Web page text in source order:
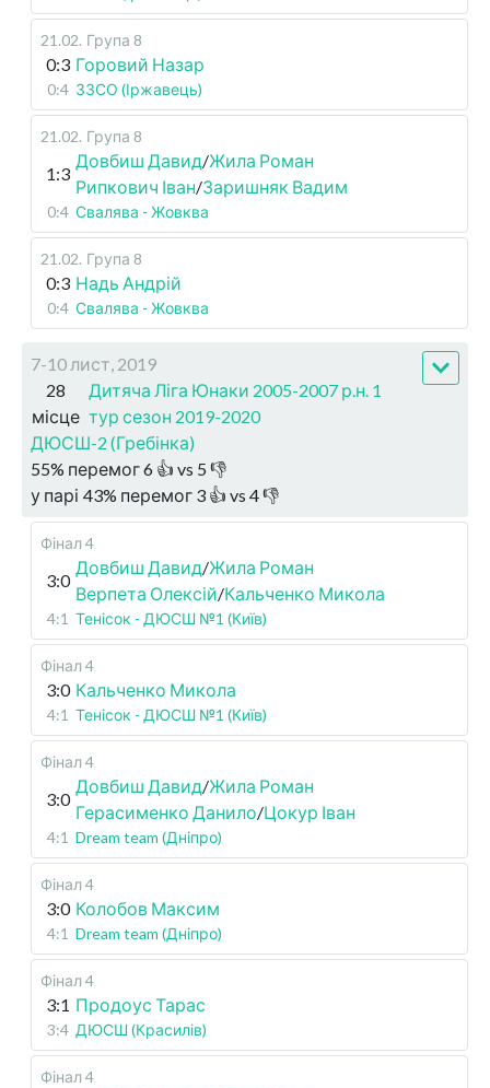
21.02. Група 8
0:3 Горовий Назар
0:4 ЗЗСО (Іржавець)
21.02. Група 8
1:3
Довбиш Давид/Жила Роман
Рипкович Іван/Заришняк Вадим
0:4 Свалява - Жовква
21.02. Група 8
0:3 Надь Андрій
0:4 Свалява - Жовква
7-10 лист, 2019
28
місце
Дитяча Ліга Юнаки 2005-2007 р.н. 1
тур сезон 2019-2020
ДЮСШ-2 (Гребінка)
55% перемог6 👍 vs 5 👎
у парі 43% перемог 3 👍 vs 4👎
Фінал 4
3:0
Довбиш Давид/Жила Роман
Верпета Олексій/Кальченко Микола
4:1 Тенісок - ДЮСШ №1 (Київ)
Фінал 4
3:0 Кальченко Микола
4:1 Тенісок - ДЮСШ №1 (Київ)
Фінал 4
3:0
Довбиш Давид/Жила Роман
Герасименко Данило/Цокур Іван
4:1 Dream team (Дніпро)
Фінал 4
3:0 Колобов Максим
4:1 Dream team (Дніпро)
Фінал 4
3:1 Продоус Тарас
3:4 ДЮСШ (Красилів)
Фінал 4